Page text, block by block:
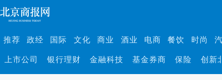
推荐 政经 国际 文化 商业 酒业 电商 餐饮 时尚
上市公司 银行理财 金融科技 基金券商 保险 创新